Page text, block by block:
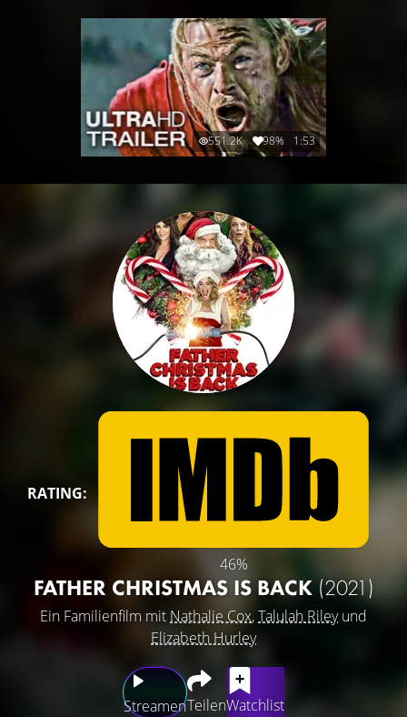
551.2K 98% 1:53
RATING:
46%
FATHER CHRISTMAS IS BACK(2021)
Ein Familienfilm mit Nathalie Cox,Talulah Rileyund
Elizabeth Hurley
StreamenTeilenWatchlist